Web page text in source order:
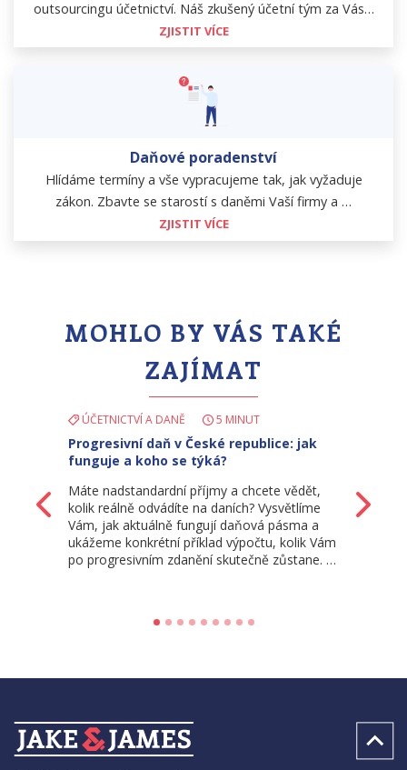
outsourcingu účetnictví. Náš zkušený účetní tým za Vás…
ZJISTIT VÍCE
Daňové poradenství
Hlídáme termíny a vše vypracujeme tak, jak vyžaduje
zákon. Zbavte se starostí s daněmi Vaší firmy a …
ZJISTIT VÍCE
MOHLO BY VÁS TAKÉ
ZAJÍMAT
Zpět
ÚČETNICTVÍ A DANĚ 5 MINUT
Progresivní daň v České republice: jak
funguje a koho se týká?
Máte nadstandardní příjmy a chcete vědět,
kolik reálně odvádíte na daních? Vysvětlíme
Vám, jak aktuálně fungují daňová pásma a
ukážeme konkrétní příklad výpočtu, kolik Vám
po progresivním zdanění skutečně zůstane. …